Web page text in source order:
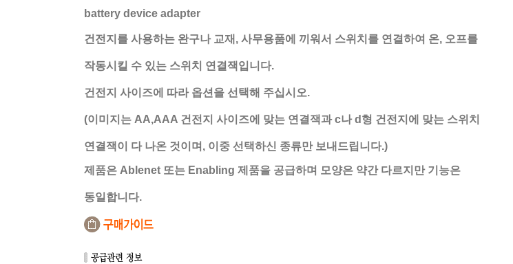
battery device adapter
건전지를 사용하는 완구나 교재, 사무용품에 끼워서 스위치를 연결하여 온, 오프를
작동시킬 수 있는 스위치 연결잭입니다.
건전지 사이즈에 따라 옵션을 선택해 주십시오.
(이미지는 AA,AAA 건전지 사이즈에 맞는 연결잭과 c나 d형 건전지에 맞는 스위치
연결잭 이 다 나온 것이며, 이중 선택하신 종류만 보내드립니다.)
제품은 Ablenet 또는 Enabling 제품을 공급하며 모양은 약간 다르지만 기능은
동일합니다.